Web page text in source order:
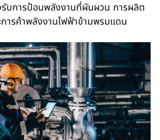
s
i
a
n
e
w
t
a
b
บการป้อนพลังงานที่ผันผวน การผลิต
ารค้าพลังงานไฟฟ้าข้ามพรมแดน